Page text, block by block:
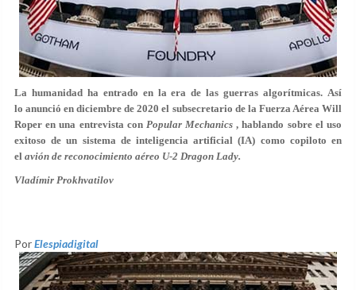
La humanidad ha entrado en la era de las guerras algorítmicas. Así
lo anunció en diciembre de 2020 el subsecretario de la Fuerza Aérea Will
Roper en una entrevista con Popular Mechanics , hablando sobre el uso
exitoso de un sistema de inteligencia artificial (IA) como copiloto en
el avión de reconocimiento aéreo U-2 Dragon Lady.
Vladímir Prokhvatilov
PorElespiadigital